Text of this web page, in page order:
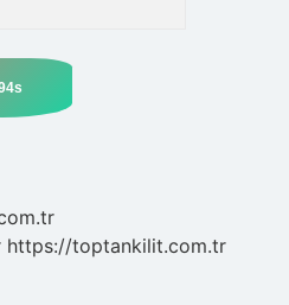
https://toptankilit.com.tr